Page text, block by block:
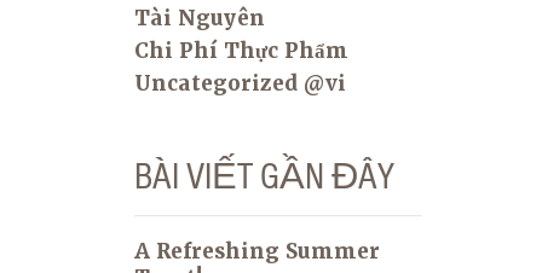
Tài Nguyên
Chi Phí Thực Phẩm
Uncategorized @vi
BÀI VIẾT GẦN ĐÂY
A Refreshing Summer